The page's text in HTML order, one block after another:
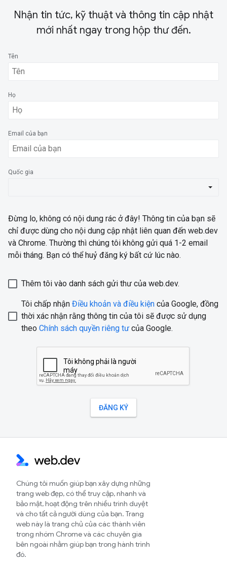
Nhận tin tức, kỹ thuật và thông tin cập nhật
mới nhất ngay trong hộp thư đến.
Chúng tôi muốn giúp bạn xây dựng những
trang web đẹp, có thể truy cập, nhanh và
bảo mật, hoạt động trên nhiều trình duyệt
và cho tất cả người dùng của bạn. Trang
web này là trang chủ của các thành viên
trong nhóm Chrome và các chuyên gia
bên ngoài nhằm giúp bạn trong hành trình
đó.